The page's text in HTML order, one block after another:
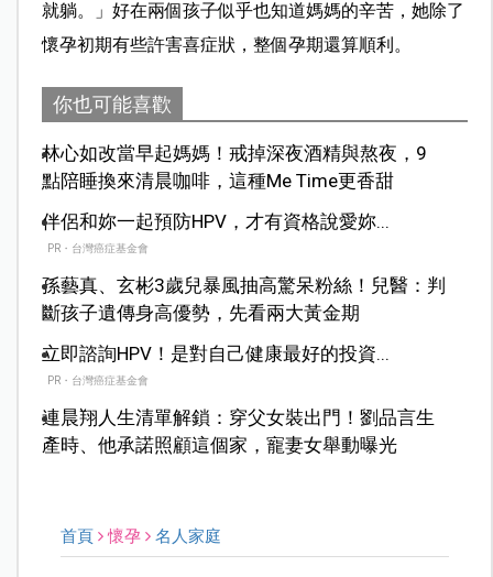
就躺。」好在兩個孩子似乎也知道媽媽的辛苦，她除了
懷孕初期有些許害喜症狀，整個孕期還算順利。
你也可能喜歡
林心如改當早起媽媽！戒掉深夜酒精與熬夜，9
點陪睡換來清晨咖啡，這種Me Time更香甜
伴侶和妳一起預防HPV，才有資格說愛妳...
PR・台灣癌症基金會
孫藝真、玄彬3歲兒暴風抽高驚呆粉絲！兒醫：判
斷孩子遺傳身高優勢，先看兩大黃金期
立即諮詢HPV！是對自己健康最好的投資...
PR・台灣癌症基金會
連晨翔人生清單解鎖：穿父女裝出門！劉品言生
產時、他承諾照顧這個家，寵妻女舉動曝光
首頁 懷孕 名人家庭